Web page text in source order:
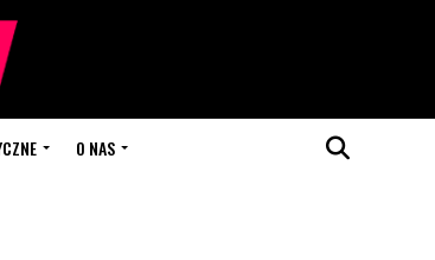
O NAS